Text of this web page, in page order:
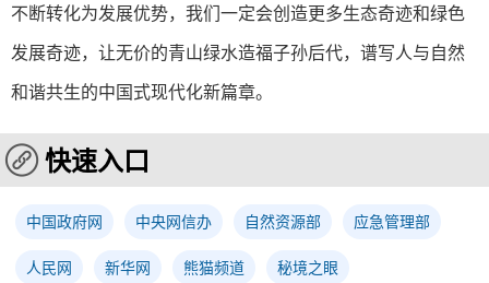
不断转化为发展优势，我们一定会创造更多生态奇迹和绿色
发展奇迹，让无价的青山绿水造福子孙后代，谱写人与自然
和谐共生的中国式现代化新篇章。
快速入口
中国政府网 中央网信办 自然资源部 应急管理部
人民网 新华网 熊猫频道 秘境之眼